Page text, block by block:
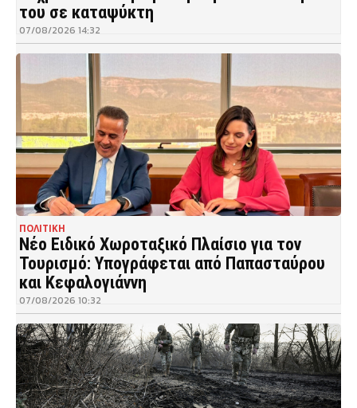
του σε καταψύκτη
07/08/2026 14:32
ΠΟΛΙΤΙΚΗ
Νέο Ειδικό Χωροταξικό Πλαίσιο για τον
Τουρισμό: Υπογράφεται από Παπασταύρου
και Κεφαλογιάννη
07/08/2026 10:32